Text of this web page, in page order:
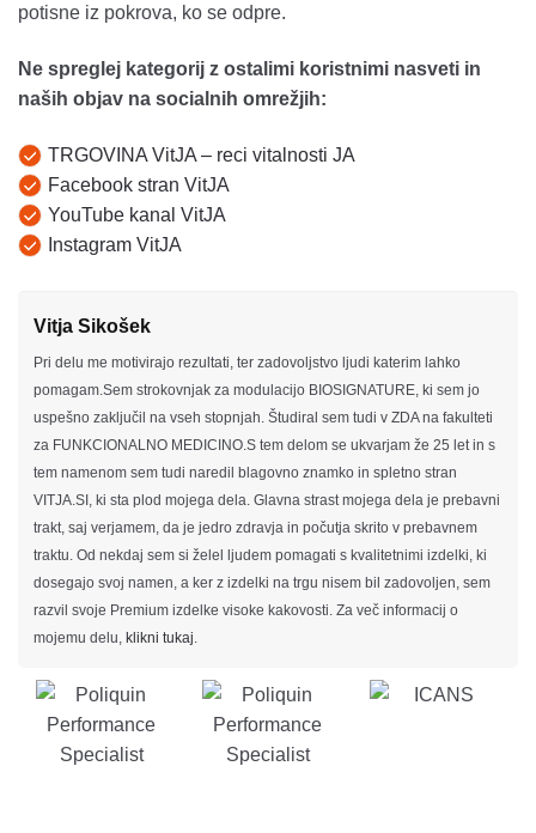
potisne iz pokrova, ko se odpre.
Ne spreglej kategorij z ostalimi koristnimi nasveti in
naših objav na socialnih omrežjih:
TRGOVINA VitJA – reci vitalnosti JA
Facebook stran VitJA
YouTube kanal VitJA
Instagram VitJA
Vitja Sikošek
Pri delu me motivirajo rezultati, ter zadovoljstvo ljudi katerim lahko
pomagam.Sem strokovnjak za modulacijo BIOSIGNATURE, ki sem jo
uspešno zaključil na vseh stopnjah. Študiral sem tudi v ZDA na fakulteti
za FUNKCIONALNO MEDICINO.S tem delom se ukvarjam že 25 let in s
tem namenom sem tudi naredil blagovno znamko in spletno stran
VITJA.SI, ki sta plod mojega dela. Glavna strast mojega dela je prebavni
trakt, saj verjamem, da je jedro zdravja in počutja skrito v prebavnem
traktu. Od nekdaj sem si želel ljudem pomagati s kvalitetnimi izdelki, ki
dosegajo svoj namen, a ker z izdelki na trgu nisem bil zadovoljen, sem
razvil svoje Premium izdelke visoke kakovosti. Za več informacij o
mojemu delu, klikni tukaj